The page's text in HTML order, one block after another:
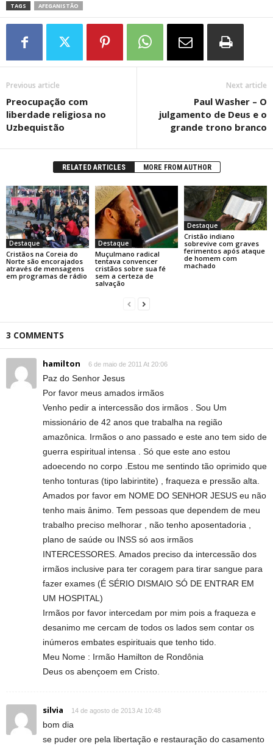
TAGS AFEGANISTÃO
Previous article
Preocupação com
liberdade religiosa no
Uzbequistão
Next article
Paul Washer – O
julgamento de Deus e o
grande trono branco
RELATED ARTICLES MORE FROM AUTHOR
Destaque
Cristãos na Coreia do
Norte são encorajados
através de mensagens
em programas de rádio
Destaque
Muçulmano radical
tentava convencer
cristãos sobre sua fé
sem a certeza de
salvação
Destaque
Cristão indiano
sobrevive com graves
ferimentos após ataque
de homem com
machado
3 COMMENTS
hamilton 6 de maio de 2011 At 20:06
Paz do Senhor Jesus
Por favor meus amados irmãos
Venho pedir a intercessão dos irmãos . Sou Um
missionário de 42 anos que trabalha na região
amazônica. Irmãos o ano passado e este ano tem sido de
guerra espiritual intensa . Só que este ano estou
adoecendo no corpo .Estou me sentindo tão oprimido que
tenho tonturas (tipo labirintite) , fraqueza e pressão alta.
Amados por favor em NOME DO SENHOR JESUS eu não
tenho mais ânimo. Tem pessoas que dependem de meu
trabalho preciso melhorar , não tenho aposentadoria ,
plano de saúde ou INSS só aos irmãos
INTERCESSORES. Amados preciso da intercessão dos
irmãos inclusive para ter coragem para tirar sangue para
fazer exames (É SÉRIO DISMAIO SÓ DE ENTRAR EM
UM HOSPITAL)
Irmãos por favor intercedam por mim pois a fraqueza e
desanimo me cercam de todos os lados sem contar os
inúmeros embates espirituais que tenho tido.
Meu Nome : Irmão Hamilton de Rondônia
Deus os abençoem em Cristo.
silvia 14 de agosto de 2013 At 10:48
bom dia
se puder ore pela libertação e restauração do casamento